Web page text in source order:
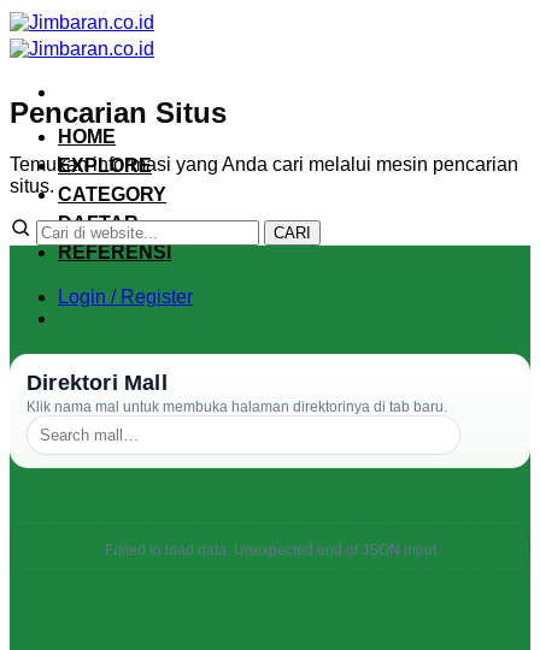
Skip
to
content
HOME
EXPLORE
CATEGORY
DAFTAR
REFERENSI
Login / Register
Pencarian Situs
Temukan informasi yang Anda cari melalui mesin pencarian
situs.
CARI
Direktori Mall
Klik nama mal untuk membuka halaman direktorinya di tab baru.
Failed to load data: Unexpected end of JSON input